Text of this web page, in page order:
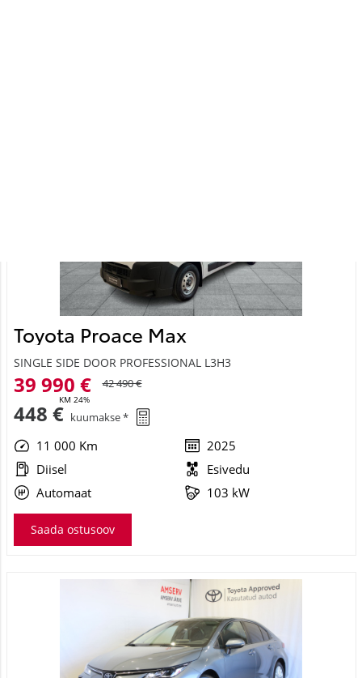
Toyota Proace Max
SINGLE SIDE DOOR PROFESSIONAL L3H3
39 990 €
KM 24%
42 490 €
448 € kuumakse *
Diisel
Esivedu
Automaat
103 kW
Saada ostusoov